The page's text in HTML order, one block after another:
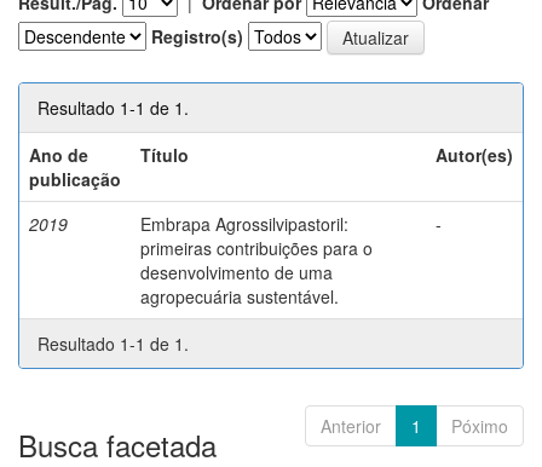
Registro(s)
Resultado 1-1 de 1.
Ano de
publicação
Título Autor(es)
2019
Embrapa Agrossilvipastoril:
primeiras contribuições para o
desenvolvimento de uma
agropecuária sustentável.
-
Resultado 1-1 de 1.
Anterior 1 Póximo
Busca facetada